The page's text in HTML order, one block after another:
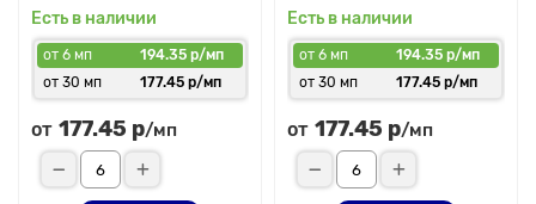
Есть в наличии
от 6 мп
194.35 р/мп
от 30 мп
177.45 р/мп
от 177.45 р/мп
Есть в наличии
от 6 мп
194.35 р/мп
от 30 мп
177.45 р/мп
от 177.45 р/мп